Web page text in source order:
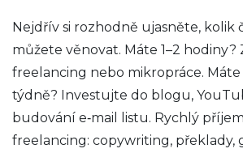
Nejdřív si rozhodně ujasněte, kolik
můžete věnovat. Máte 1–2 hodiny?
freelancing nebo mikropráce. Máte
týdně? Investujte do blogu,
budování e‑mail listu. Rychlý
freelancing: copywriting, překlady,